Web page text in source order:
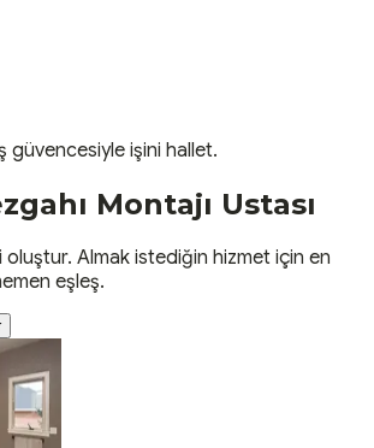
güvencesiyle işini hallet.
Montajı Ustası
oluştur. Almak istediğin hizmet için en
eşleş.